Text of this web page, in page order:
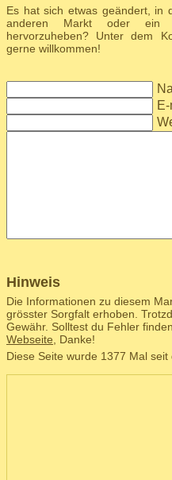
Es hat sich etwas geändert, in
anderen Markt oder ein
hervorzuheben? Unter dem
gerne willkommen!
E-
Hinweis
Die Informationen zu diesem
grösster Sorgfalt erhoben.
Gewähr. Solltest du Fehler
Webseite , Danke!
Diese Seite wurde 1377 Mal